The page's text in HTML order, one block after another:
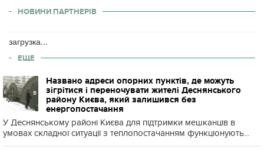
НОВИНИ ПАРТНЕРІВ
загрузка...
ЕЩЕ
Названо адреси опорних пунктів, де можуть
зігрітися і переночувати жителі Деснянського
району Києва, який залишився без
енергопостачання
У Деснянському районі Києва для підтримки мешканців в
умовах складної ситуації з теплопостачанням функціонують...